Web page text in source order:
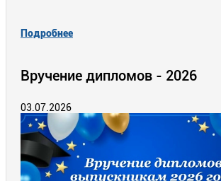
Подробнее
Вручение дипломов - 2026
03.07.2026